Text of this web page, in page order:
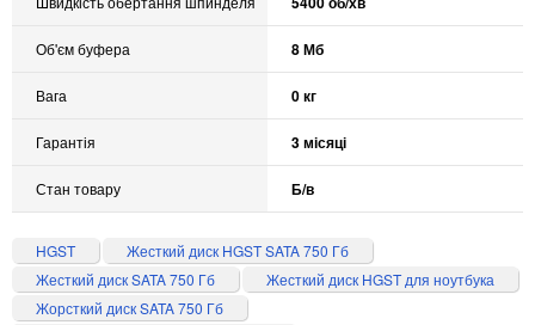
Об'єм буфера 8 Мб
Вага 0 кг
Гарантія 3 місяці
Стан товару Б/в
HGST
Жесткий диск HGST SATA 750 Гб
Жесткий диск SATA 750 Гб
Жесткий диск HGST для ноутбука
Жорсткий диск SATA 750 Гб